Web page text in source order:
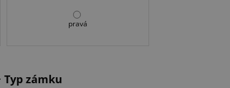
pravá
Typ zámku